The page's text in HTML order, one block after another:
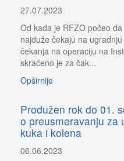
27.07.2023
Od kada je RFZO počeo
najduže čekaju na
čekanja na operaciju na
skraćeno je za čak...
Opširnije
Produžen rok do 01.
o preusmeravanju za
kuka i kolena
06.06.2023